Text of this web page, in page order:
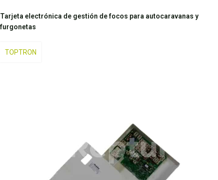
Tarjeta electrónica de gestión de focos para autocaravanas y
furgonetas
TOPTRON